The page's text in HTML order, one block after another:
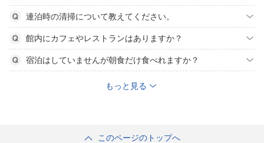
連泊時の清掃について教えてください。
館内にカフェやレストランはありますか？
宿泊はしていませんが朝食だけ食べれますか？
もっと見る
このページのトップへ